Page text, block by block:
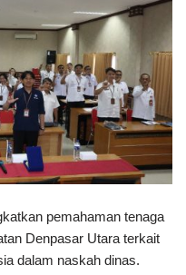
pemahaman tenaga
Denpasar Utara terkait
dalam naskah dinas.